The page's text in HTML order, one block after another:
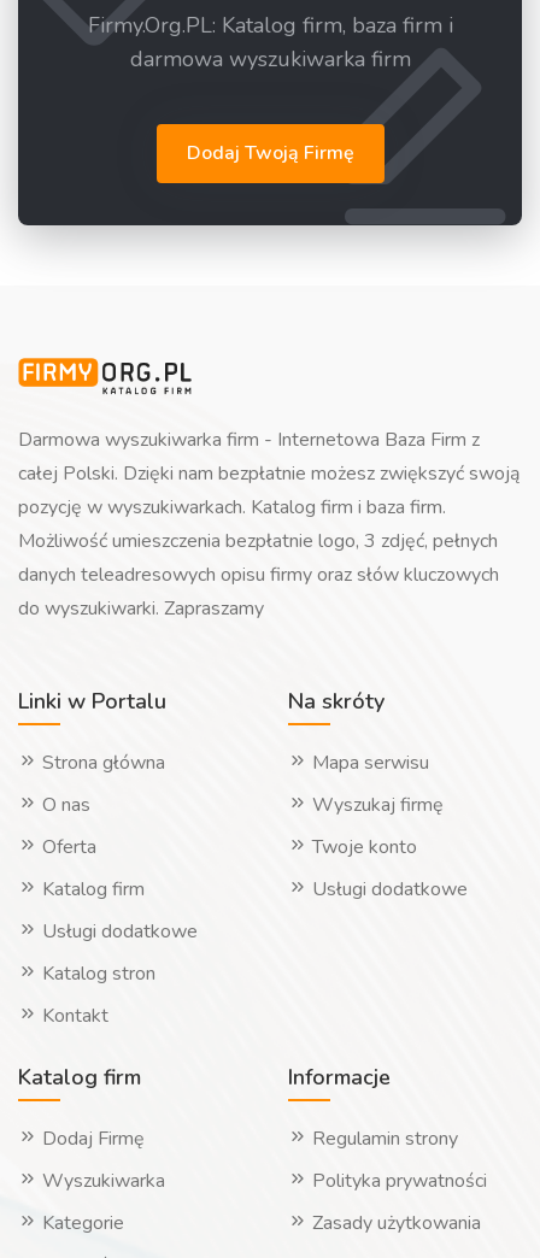
Firmy.Org.PL: Katalog firm, baza firm i
darmowa wyszukiwarka firm
Dodaj Twoją Firmę
Darmowa wyszukiwarka firm - Internetowa Baza Firm z
całej Polski. Dzięki nam bezpłatnie możesz zwiększyć swoją
pozycję w wyszukiwarkach. Katalog firm i baza firm.
Możliwość umieszczenia bezpłatnie logo, 3 zdjęć, pełnych
danych teleadresowych opisu firmy oraz słów kluczowych
do wyszukiwarki. Zapraszamy
Linki w Portalu
Strona główna
O nas
Oferta
Katalog firm
Usługi dodatkowe
Katalog stron
Kontakt
Na skróty
Mapa serwisu
Wyszukaj firmę
Twoje konto
Usługi dodatkowe
Katalog firm
Dodaj Firmę
Wyszukiwarka
Kategorie
Informacje
Regulamin strony
Polityka prywatności
Zasady użytkowania